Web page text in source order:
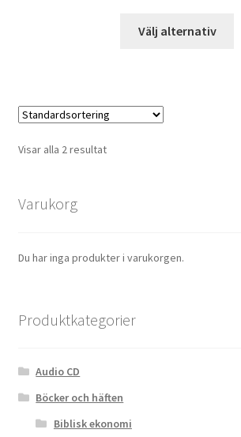
Välj alternativ
Visar alla 2 resultat
Varukorg
Du har inga produkter i varukorgen.
Produktkategorier
Audio CD
Böcker och häften
Biblisk ekonomi